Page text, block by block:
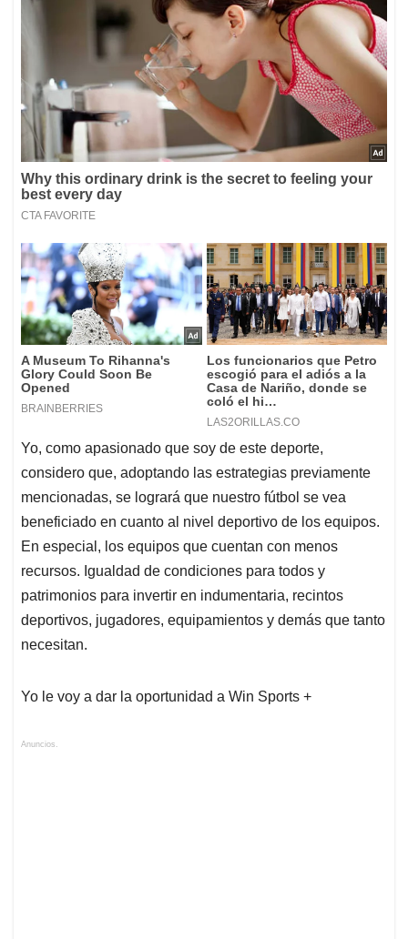
Yo, como apasionado que soy de este deporte,
considero que, adoptando las estrategias previamente
mencionadas, se logrará que nuestro fútbol se vea
beneficiado en cuanto al nivel deportivo de los equipos.
En especial, los equipos que cuentan con menos
recursos. Igualdad de condiciones para todos y
patrimonios para invertir en indumentaria, recintos
deportivos, jugadores, equipamientos y demás que tanto
necesitan.
Yo le voy a dar la oportunidad a Win Sports +
Anuncios.